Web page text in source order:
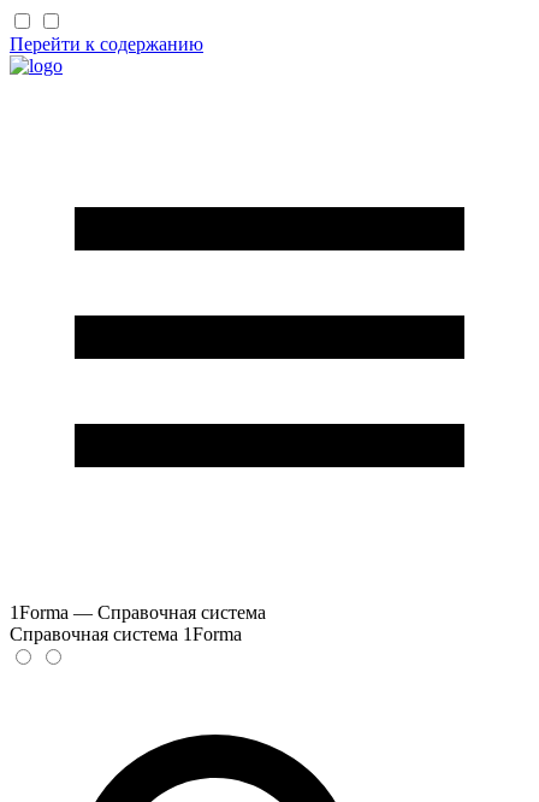
Перейти к содержанию
1Forma — Справочная система
Справочная система 1Forma